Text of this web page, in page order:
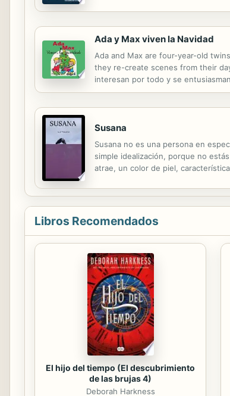
Ada y Max viven la Navidad
Ada and Max are four-year-old
they re-create scenes from their
interesan por todo y se
habitación los escenarios que han
Susana
Susana no es una persona en
simple idealización, porque no
atrae, un color de piel,
Libros Recomendados
El hijo del tiempo (El descubrimiento
de las brujas 4)
Deborah Harkness